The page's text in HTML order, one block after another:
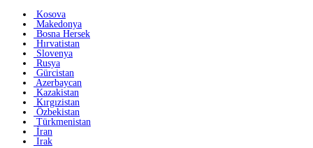
Kosova
Makedonya
Bosna Hersek
Hırvatistan
Slovenya
Rusya
Gürcistan
Azerbaycan
Kazakistan
Kırgızistan
Özbekistan
Türkmenistan
İran
Irak